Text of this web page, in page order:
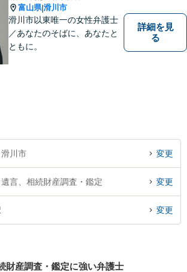
富山県|滑川市
滑川市以東唯一の女性弁護士
／あなたのそばに、あなたと
ともに。
詳細を見
る
川市 変更
言、相続財産調査・鑑定 変更
変更
財産調査・鑑定に強い弁護士